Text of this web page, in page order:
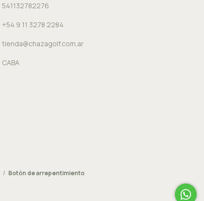
541132782276
+54 9 11 3278 2284
tienda@chazagolf.com.ar
CABA
/ Botón de arrepentimiento